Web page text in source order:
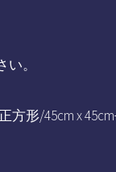
。
形/45cm x